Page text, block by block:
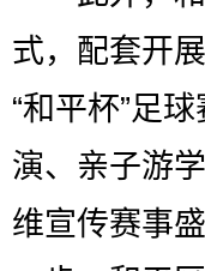
式，配套开
“和平杯”足
演、亲子游
维宣传赛事